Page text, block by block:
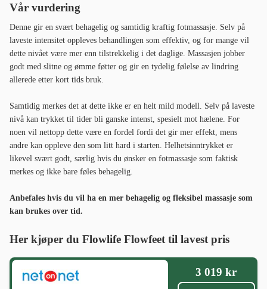
Vår vurdering
Denne gir en svært behagelig og samtidig kraftig fotmassasje. Selv på
laveste intensitet oppleves behandlingen som effektiv, og for mange vil
dette nivået være mer enn tilstrekkelig i det daglige. Massasjen jobber
godt med slitne og ømme føtter og gir en tydelig følelse av lindring
allerede etter kort tids bruk.
Samtidig merkes det at dette ikke er en helt mild modell. Selv på laveste
nivå kan trykket til tider bli ganske intenst, spesielt mot hælene. For
noen vil nettopp dette være en fordel fordi det gir mer effekt, mens
andre kan oppleve den som litt hard i starten. Helhetsinntrykket er
likevel svært godt, særlig hvis du ønsker en fotmassasje som faktisk
merkes og ikke bare føles behagelig.
Anbefales hvis du vil ha en mer behagelig og fleksibel massasje som
kan brukes over tid.
Her kjøper du Flowlife Flowfeet til lavest pris
3 019 kr